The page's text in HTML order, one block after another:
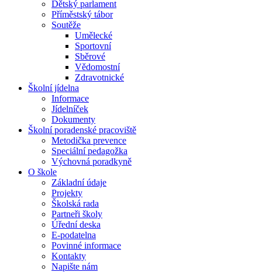
Dětský parlament
Příměstský tábor
Soutěže
Umělecké
Sportovní
Sběrové
Vědomostní
Zdravotnické
Školní jídelna
Informace
Jídelníček
Dokumenty
Školní poradenské pracoviště
Metodička prevence
Speciální pedagožka
Výchovná poradkyně
O škole
Základní údaje
Projekty
Školská rada
Partneři školy
Úřední deska
E-podatelna
Povinné informace
Kontakty
Napište nám